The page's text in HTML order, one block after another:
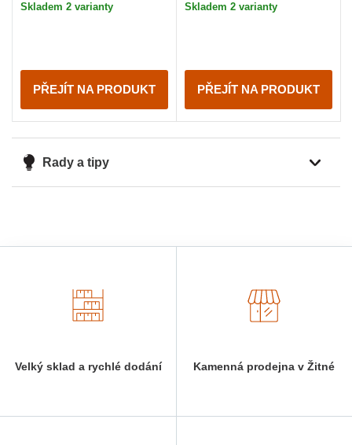
Skladem 2 varianty
PŘEJÍT NA PRODUKT
Skladem 2 varianty
PŘEJÍT NA PRODUKT
Rady a tipy
Velký sklad a rychlé dodání Kamenná prodejna v Žitné